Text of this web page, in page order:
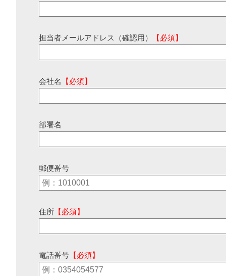
担当者メールアドレス（確認用） 【必須】
会社名 【必須】
部署名
郵便番号
住所 【必須】
電話番号 【必須】